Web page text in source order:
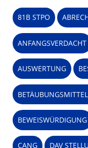
81B STPO
ANFANGSVERDACHT
AUSWERTUNG
BEWEISWÜRDIGUNG
CANG DAV